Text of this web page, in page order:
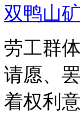
双鸭山
劳工群
请愿、
着权利